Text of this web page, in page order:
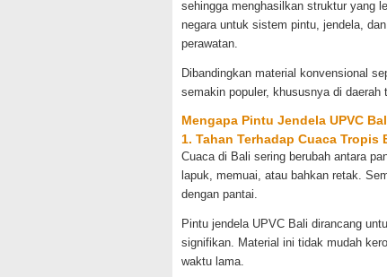
sehingga menghasilkan struktur yang
negara untuk sistem pintu, jendela,
perawatan.
Dibandingkan material konvensional
semakin populer, khususnya di daerah
Mengapa Pintu Jendela UPVC
1. Tahan Terhadap Cuaca Tropis
Cuaca di Bali sering berubah antara
lapuk, memuai, atau bahkan retak.
dengan pantai.
Pintu jendela UPVC Bali dirancang
signifikan. Material ini tidak mudah
waktu lama.